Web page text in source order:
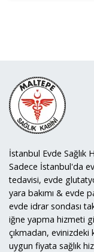
İstanbul Evde Sağlık
Sadece İstanbul'da
tedavisi, evde
yara bakımı & evde
evde idrar sondası
iğne yapma hizmeti
çıkmadan,
uygun fiyata sağlık